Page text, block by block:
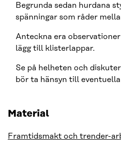
Begrunda sedan hurdana
spänningar som råder
Anteckna era
lägg till klisterlappar.
Se på helheten och
bör ta hänsyn till
Material
Framtidsmakt och trender-